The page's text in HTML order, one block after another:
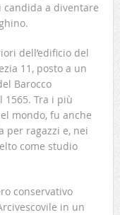
candida a diventare
dell’edificio del
11, posto a un
Barocco
Tra i più
mondo, fu anche
per ragazzi e, nei
come studio
conservativo
in un